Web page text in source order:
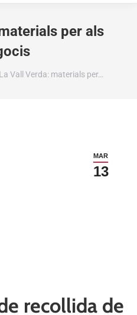
per als
La Vall Verda: materials per…
MAR
13
recollida de